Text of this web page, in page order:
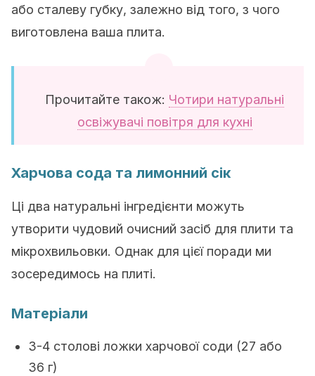
або сталеву губку, залежно від того, з чого
виготовлена ​​ваша плита.
Прочитайте також: Чотири натуральні
освіжувачі повітря для кухні
Харчова сода та лимонний сік
Ці два натуральні інгредієнти можуть
утворити чудовий очисний засіб для плити та
мікрохвильовки. Однак для цієї поради ми
зосередимось на плиті.
Матеріали
3-4 столові ложки харчової соди (27 або
36 г)